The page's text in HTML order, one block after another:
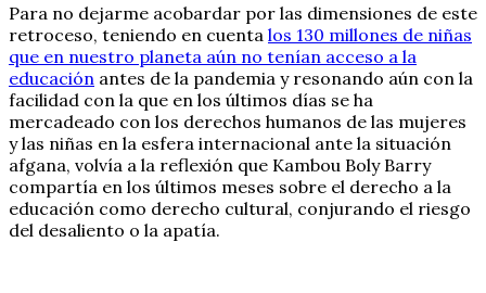
Para no dejarme acobardar por las dimensiones de este
retroceso, teniendo en cuenta los 130 millones de niñas
que en nuestro planeta aún no tenían acceso a la
educación antes de la pandemia y resonando aún con la
facilidad con la que en los últimos días se ha
mercadeado con los derechos humanos de las mujeres
y las niñas en la esfera internacional ante la situación
afgana, volvía a la reflexión que Kambou Boly Barry
compartía en los últimos meses sobre el derecho a la
educación como derecho cultural, conjurando el riesgo
del desaliento o la apatía.